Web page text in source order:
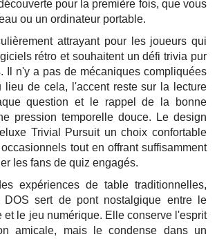
pour la première fois, que vous
ou un ordinateur portable.
attrayant pour les joueurs qui
rétro et souhaitent un défi trivia pur
Il n'y a pas de mécaniques compliquées
lieu de cela, l'accent reste sur la lecture
question et le rappel de la bonne
pression temporelle douce. Le design
Trivial Pursuit un choix confortable
tout en offrant suffisamment
les fans de quiz engagés.
expériences de table traditionnelles,
DOS sert de pont nostalgique entre le
et le jeu numérique. Elle conserve l'esprit
amicale, mais le condense dans un